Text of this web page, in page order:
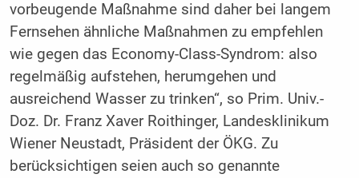
vorbeugende Maßnahme sind daher bei langem
Fernsehen ähnliche Maßnahmen zu empfehlen
wie gegen das Economy-Class-Syndrom: also
regelmäßig aufstehen, herumgehen und
ausreichend Wasser zu trinken“, so Prim. Univ.-
Doz. Dr. Franz Xaver Roithinger, Landesklinikum
Wiener Neustadt, Präsident der ÖKG. Zu
berücksichtigen seien auch so genannte